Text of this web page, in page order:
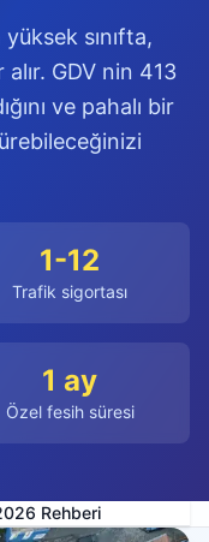
sınıfta,
GDV nin 413
ve pahalı bir
1-12
Trafik sigortası
1 ay
Özel fesih süresi
Rehberi